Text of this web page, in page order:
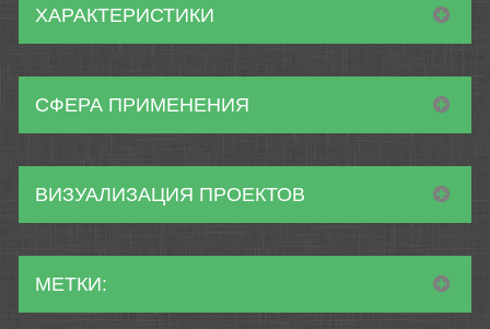
ХАРАКТЕРИСТИКИ
СФЕРА ПРИМЕНЕНИЯ
ВИЗУАЛИЗАЦИЯ ПРОЕКТОВ
МЕТКИ: